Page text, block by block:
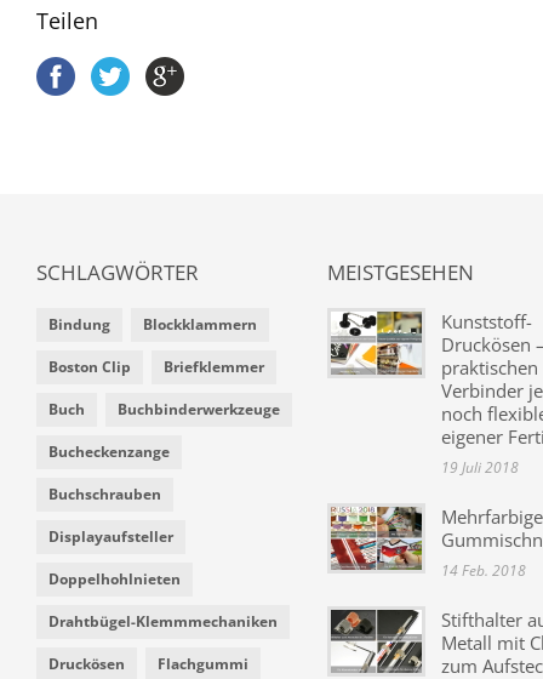
Teilen
SCHLAGWÖRTER
Bindung Blockklammern
Boston Clip Briefklemmer
Buch Buchbinderwerkzeuge
Bucheckenzange
Buchschrauben
Displayaufsteller
Doppelhohlnieten
Drahtbügel-Klemmmechaniken
Druckösen Flachgummi
MEISTGESEHEN
Kunststoff-
Druckösen
praktischen
Verbinder
noch
eigener
19 Juli 2018
Mehrfarbige
14 Feb. 2018
Stifthalter
Metall mit
zum